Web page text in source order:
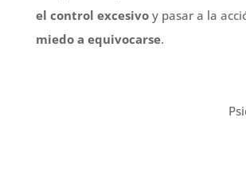
el control excesivo y pasar a la
miedo a equivocarse.